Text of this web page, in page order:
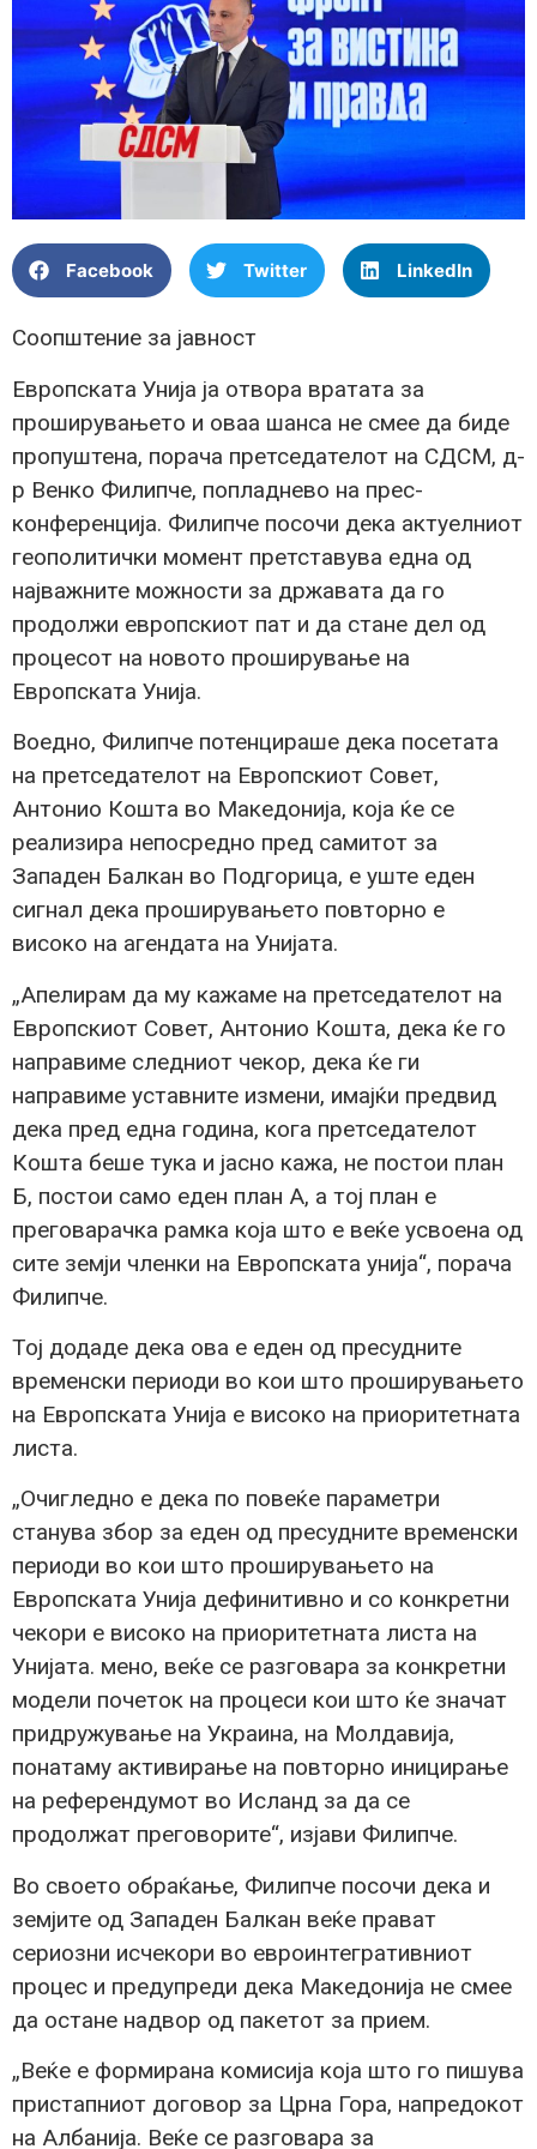
Facebook Twitter LinkedIn
Соопштение за јавност
Европската Унија ја отвора вратата за
проширувањето и оваа шанса не смее да биде
пропуштена, порача претседателот на СДСМ, д-
р Венко Филипче, попладнево на прес-
конференција. Филипче посочи дека актуелниот
геополитички момент претставува една од
најважните можности за државата да го
продолжи европскиот пат и да стане дел од
процесот на новото проширување на
Европската Унија.
Воедно, Филипче потенцираше дека посетата
на претседателот на Европскиот Совет,
Антонио Кошта во Македонија, која ќе се
реализира непосредно пред самитот за
Западен Балкан во Подгорица, е уште еден
сигнал дека проширувањето повторно е
високо на агендата на Унијата.
„Апелирам да му кажаме на претседателот на
Европскиот Совет, Антонио Кошта, дека ќе го
направиме следниот чекор, дека ќе ги
направиме уставните измени, имајќи предвид
дека пред една година, кога претседателот
Кошта беше тука и јасно кажа, не постои план
Б, постои само еден план А, а тој план е
преговарачка рамка која што е веќе усвоена од
сите земји членки на Европската унија“, порача
Филипче.
Тој додаде дека ова е еден од пресудните
временски периоди во кои што проширувањето
на Европската Унија е високо на приоритетната
листа.
„Очигледно е дека по повеќе параметри
станува збор за еден од пресудните временски
периоди во кои што проширувањето на
Европската Унија дефинитивно и со конкретни
чекори е високо на приоритетната листа на
Унијата. мено, веќе се разговара за конкретни
модели почеток на процеси кои што ќе значат
придружување на Украина, на Молдавија,
понатаму активирање на повторно иницирање
на референдумот во Исланд за да се
продолжат преговорите“, изјави Филипче.
Во своето обраќање, Филипче посочи дека и
земјите од Западен Балкан веќе прават
сериозни исчекори во евроинтегративниот
процес и предупреди дека Македонија не смее
да остане надвор од пакетот за прием.
„Веќе е формирана комисија која што го пишува
пристапниот договор за Црна Гора, напредокот
на Албанија. Веќе се разговара за